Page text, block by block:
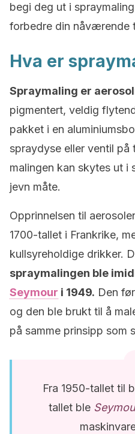
begi deg ut i
forbedre din nåværende
Hva er
Spraymaling er
pigmentert, veldig
pakket i en
spraydyse eller ventil på
malingen kan skytes ut
jevn måte.
Opprinnelsen til
1700-tallet i Frankrike,
kullsyreholdige drikker.
spraymalingen ble
Seymour i 1949. Den
og den ble brukt til å
på samme prinsipp som
Fra 1950-tallet til
tallet ble